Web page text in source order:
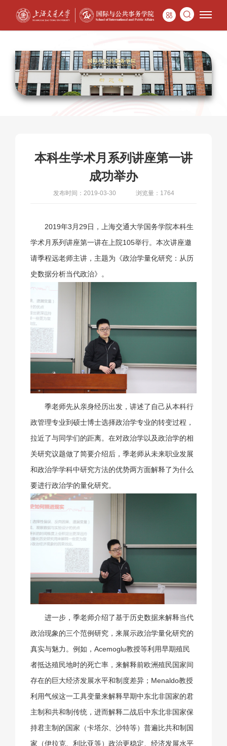
本科生学术月系列讲座第一讲
成功举办
发布时间：2019-03-30 浏览量：1764
2019年3月29日，上海交通大学国务学院本科生
学术月系列讲座第一讲在上院105举行。本次讲座邀
请季程远老师主讲，主题为《政治学量化研究：从历
史数据分析当代政治》。
季老师先从亲身经历出发，讲述了自己从本科行
政管理专业到硕士博士选择政治学专业的转变过程，
拉近了与同学们的距离。在对政治学以及政治学的相
关研究议题做了简要介绍后，季老师从未来职业发展
和政治学学科中研究方法的优势两方面解释了为什么
要进行政治学的量化研究。
进一步，季老师介绍了基于历史数据来解释当代
政治现象的三个范例研究，来展示政治学量化研究的
真实与魅力。例如，Acemoglu教授等利用早期殖民
者抵达殖民地时的死亡率，来解释前欧洲殖民国家间
存在的巨大经济发展水平和制度差异；Menaldo教授
利用气候这一工具变量来解释早期中东北非国家的君
主制和共和制传统，进而解释二战后中东北非国家保
持君主制的国家（卡塔尔、沙特等）普遍比共和制国
家（伊拉克、利比亚等）政治更稳定、经济发展水平